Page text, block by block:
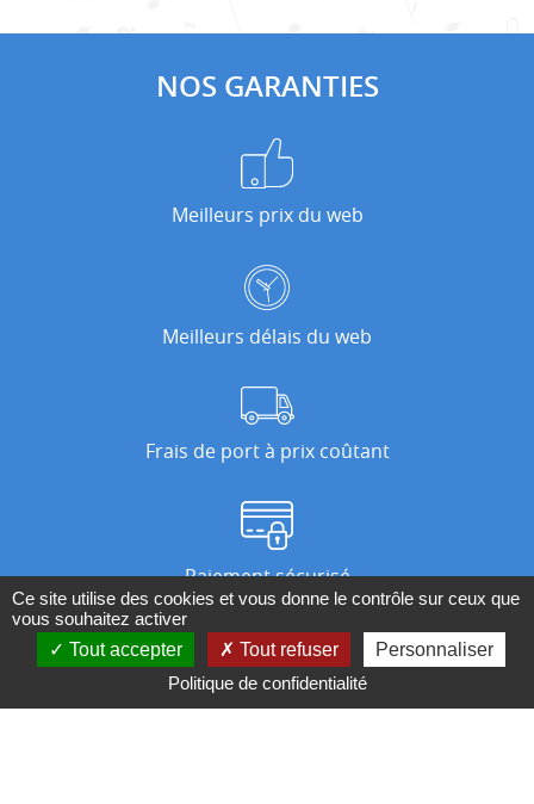
NOS GARANTIES
Meilleurs prix du web
Meilleurs délais du web
Frais de port à prix coûtant
Paiement sécurisé
Nos magasins
Ce site utilise des cookies et vous donne le contrôle sur ceux que
vous souhaitez activer
Tout accepter
Tout refuser
Personnaliser
Politique de confidentialité